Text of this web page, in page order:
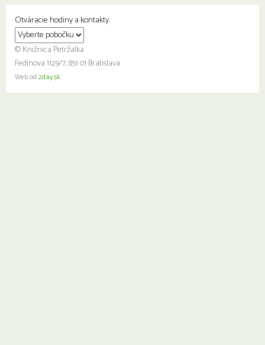
Otváracie hodiny a kontakty:
© Knižnica Petržalka
Fedinova 1129/7, 851 01 Bratislava
Web od 2day.sk